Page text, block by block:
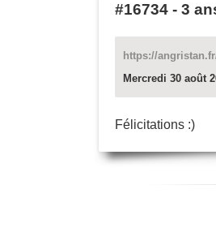
#16734 - 3
https://
Mercredi 30 août
Félicitations :)